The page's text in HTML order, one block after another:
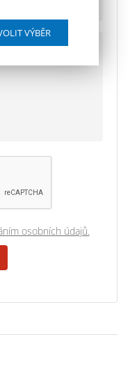
osobních údajů.